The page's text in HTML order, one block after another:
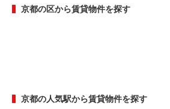
京都の区から賃貸物件を探す
京都の人気駅から賃貸物件を探す